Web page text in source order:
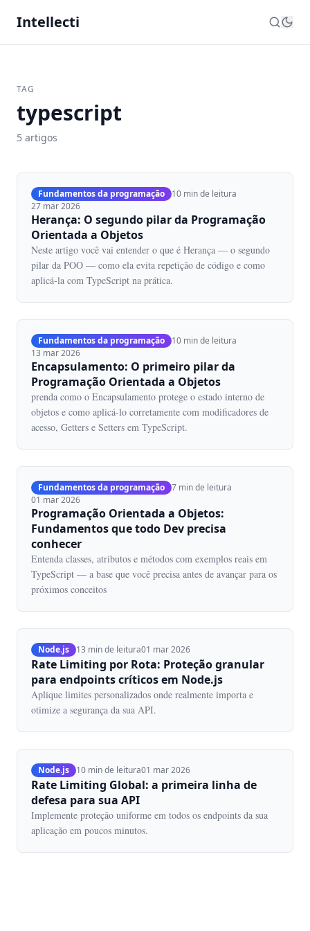
Intellecti
TAG
typescript
5 artigos
Fundamentos da programação
10 min de leitura
27 mar 2026
Herança: O segundo pilar da Programação
Orientada a Objetos
Neste artigo você vai entender o que é Herança — o segundo
pilar da POO — como ela evita repetição de código e como
aplicá-la com TypeScript na prática.
Fundamentos da programação
10 min de leitura
13 mar 2026
Encapsulamento: O primeiro pilar da
Programação Orientada a Objetos
prenda como o Encapsulamento protege o estado interno de
objetos e como aplicá-lo corretamente com modificadores de
acesso, Getters e Setters em TypeScript.
Fundamentos da programação 7 min de leitura
01 mar 2026
Programação Orientada a Objetos:
Fundamentos que todo Dev precisa
conhecer
Entenda classes, atributos e métodos com exemplos reais em
TypeScript — a base que você precisa antes de avançar para os
próximos conceitos
Node.js 13 min de leitura01 mar 2026
Rate Limiting por Rota: Proteção granular
para endpoints críticos em Node.js
Aplique limites personalizados onde realmente importa e
otimize a segurança da sua API.
Node.js 10 min de leitura01 mar 2026
Rate Limiting Global: a primeira linha de
defesa para sua API
Implemente proteção uniforme em todos os endpoints da sua
aplicação em poucos minutos.